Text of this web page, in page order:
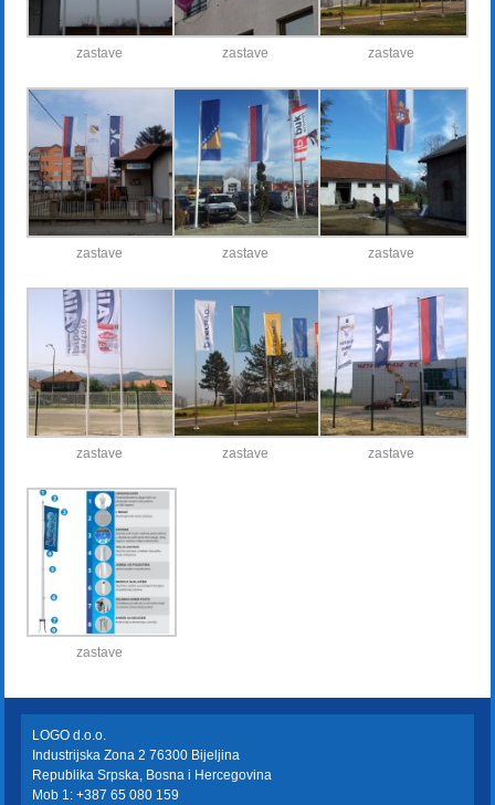
zastave zastave zastave
zastave zastave zastave
zastave zastave zastave
zastave
LOGO d.o.o.
Industrijska Zona 2 76300 Bijeljina
Republika Srpska, Bosna i Hercegovina
Mob 1: +387 65 080 159